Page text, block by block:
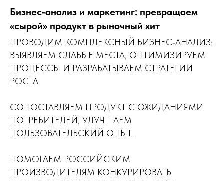
Бизнес‑анализ и маркетинг: превращаем
«сырой» продукт в рыночный хит
ПРОВОДИМ КОМПЛЕКСНЫЙ БИЗНЕС‑АНАЛИЗ:
ВЫЯВЛЯЕМ СЛАБЫЕ МЕСТА, ОПТИМИЗИРУЕМ
ПРОЦЕССЫ И РАЗРАБАТЫВАЕМ СТРАТЕГИИ
РОСТА.
СОПОСТАВЛЯЕМ ПРОДУКТ С ОЖИДАНИЯМИ
ПОТРЕБИТЕЛЕЙ, УЛУЧШАЕМ
ПОЛЬЗОВАТЕЛЬСКИЙ ОПЫТ.
ПОМОГАЕМ РОССИЙСКИМ
ПРОИЗВОДИТЕЛЯМ КОНКУРИРОВАТЬ